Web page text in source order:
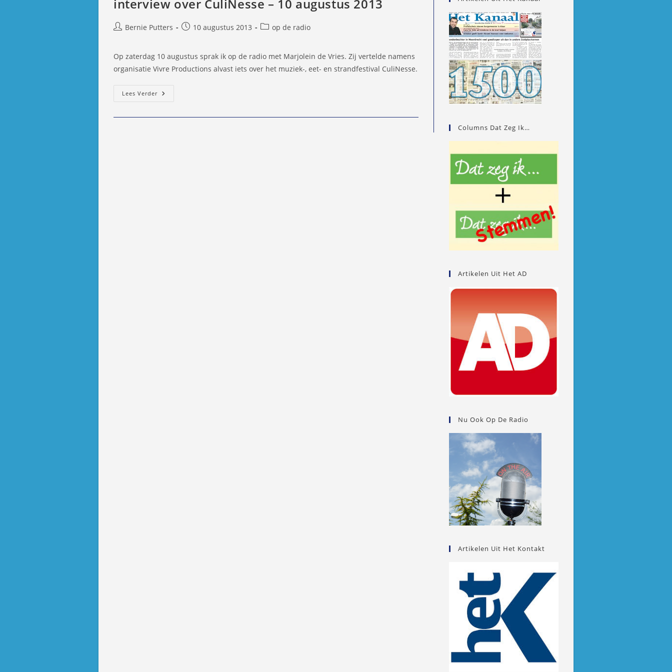
interview over CuliNesse – 10 augustus 2013
BerichtBernie Putters
Bericht10 augustus 2013 Berichtcategorie:
op de radio
Op zaterdag 10 augustus sprak ik op de radio met Marjolein de Vries. Zij vertelde namens
organisatie Vivre Productions alvast iets over het muziek-, eet- en strandfestival CuliNesse.
Lees VerderInterview
Columns Dat Zeg Ik…
Artikelen Uit Het AD
Nu Ook Op De Radio
Artikelen Uit Het Kontakt